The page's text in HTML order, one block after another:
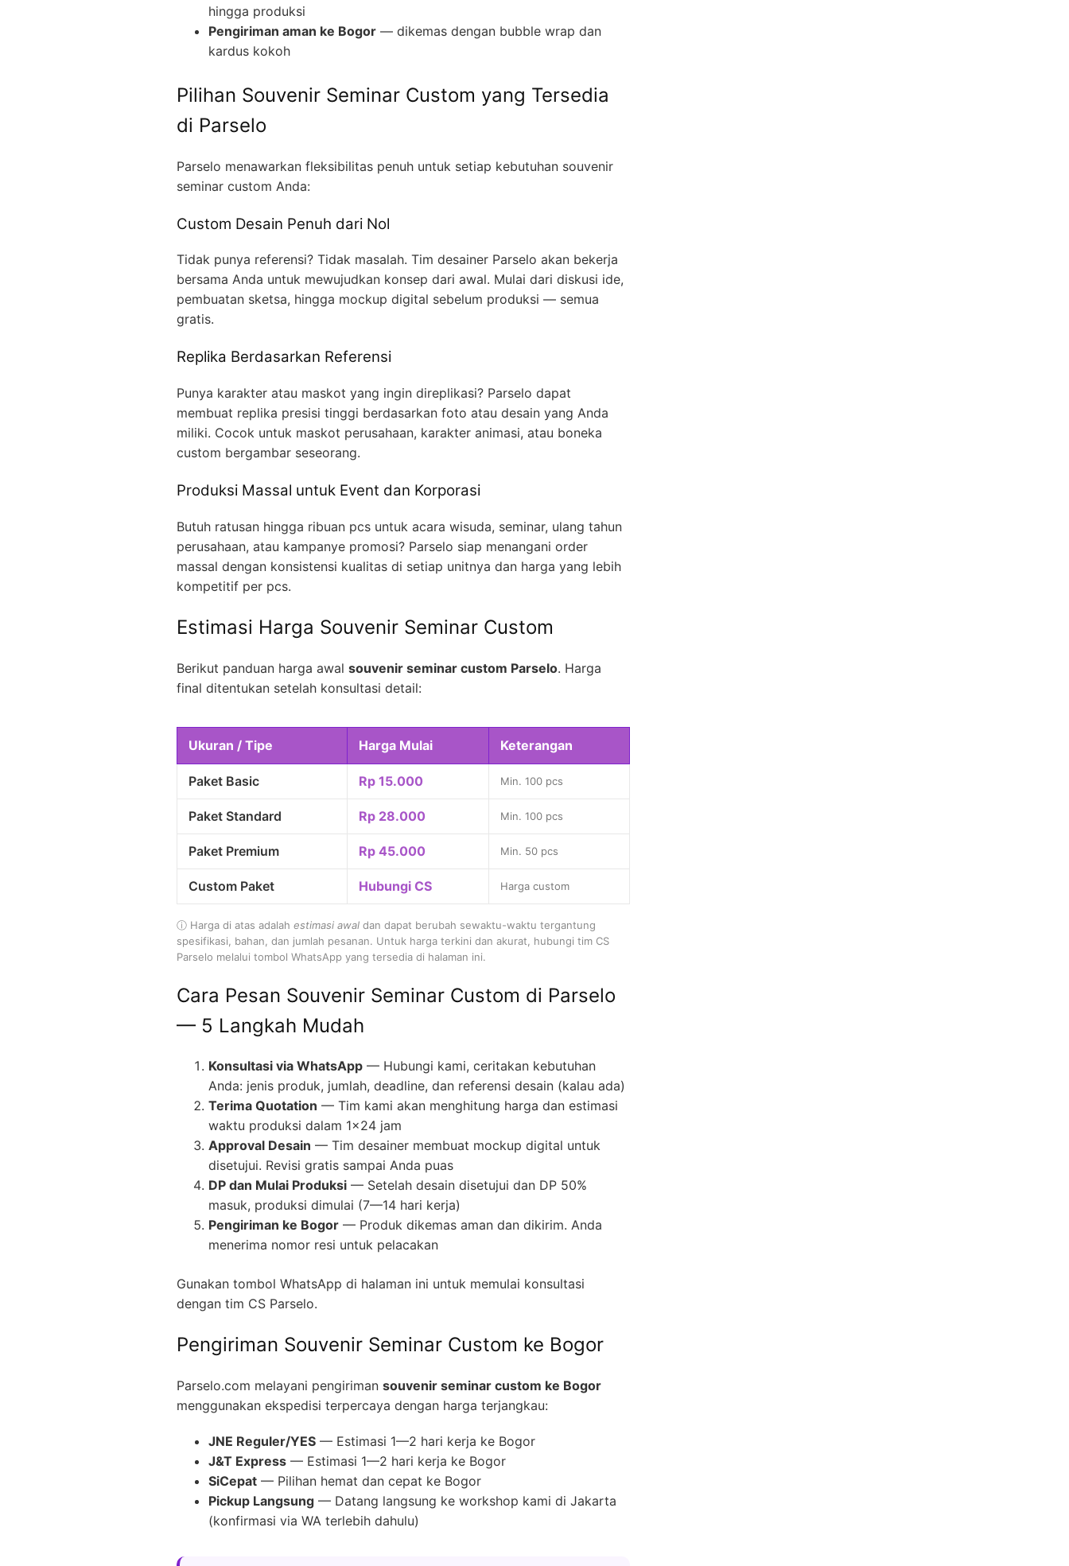
hingga produksi
Pengiriman aman ke Bogor — dikemas dengan bubble wrap dan
kardus kokoh
Pilihan Souvenir Seminar Custom yang Tersedia
di Parselo
Parselo menawarkan fleksibilitas penuh untuk setiap kebutuhan souvenir
seminar custom Anda:
Custom Desain Penuh dari Nol
Tidak punya referensi? Tidak masalah. Tim desainer Parselo akan bekerja
bersama Anda untuk mewujudkan konsep dari awal. Mulai dari diskusi ide,
pembuatan sketsa, hingga mockup digital sebelum produksi — semua
gratis.
Replika Berdasarkan Referensi
Punya karakter atau maskot yang ingin direplikasi? Parselo dapat
membuat replika presisi tinggi berdasarkan foto atau desain yang Anda
miliki. Cocok untuk maskot perusahaan, karakter animasi, atau boneka
custom bergambar seseorang.
Produksi Massal untuk Event dan Korporasi
Butuh ratusan hingga ribuan pcs untuk acara wisuda, seminar, ulang tahun
perusahaan, atau kampanye promosi? Parselo siap menangani order
massal dengan konsistensi kualitas di setiap unitnya dan harga yang lebih
kompetitif per pcs.
Estimasi Harga Souvenir Seminar Custom
Berikut panduan harga awal souvenir seminar custom Parselo. Harga
final ditentukan setelah konsultasi detail:
Ukuran / Tipe Harga Mulai Keterangan
Paket Basic Rp 15.000 Min. 100 pcs
Paket Standard Rp 28.000 Min. 100 pcs
Paket Premium Rp 45.000 Min. 50 pcs
Custom Paket Hubungi CS Harga custom
ⓘ Harga di atas adalah estimasi awal dan dapat berubah sewaktu-waktu tergantung
spesifikasi, bahan, dan jumlah pesanan. Untuk harga terkini dan akurat, hubungi tim CS
Parselo melalui tombol WhatsApp yang tersedia di halaman ini.
Cara Pesan Souvenir Seminar Custom di Parselo
— 5 Langkah Mudah
Konsultasi via WhatsApp — Hubungi kami, ceritakan kebutuhan
Anda: jenis produk, jumlah, deadline, dan referensi desain (kalau ada)
Terima Quotation — Tim kami akan menghitung harga dan estimasi
waktu produksi dalam 1×24 jam
Approval Desain — Tim desainer membuat mockup digital untuk
disetujui. Revisi gratis sampai Anda puas
DP dan Mulai Produksi — Setelah desain disetujui dan DP 50%
masuk, produksi dimulai (7—14 hari kerja)
Pengiriman ke Bogor — Produk dikemas aman dan dikirim. Anda
menerima nomor resi untuk pelacakan
Gunakan tombol WhatsApp di halaman ini untuk memulai konsultasi
dengan tim CS Parselo.
Pengiriman Souvenir Seminar Custom ke Bogor
Parselo.com melayani pengiriman souvenir seminar custom ke Bogor
menggunakan ekspedisi terpercaya dengan harga terjangkau:
JNE Reguler/YES — Estimasi 1—2 hari kerja ke Bogor
J&T Express — Estimasi 1—2 hari kerja ke Bogor
SiCepat — Pilihan hemat dan cepat ke Bogor
Pickup Langsung — Datang langsung ke workshop kami di Jakarta
(konfirmasi via WA terlebih dahulu)